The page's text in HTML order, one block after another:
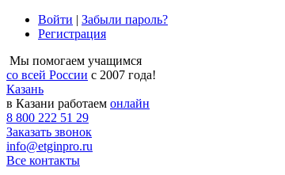
Войти | Забыли пароль?
Регистрация
Мы помогаем учащимся
со всей России с 2007 года!
Казань
в Казани работаем онлайн
8 800 222 51 29
Заказать звонок
info@etginpro.ru
Все контакты